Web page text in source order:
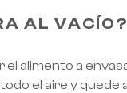
AL VACÍO?
alimento a
el aire y